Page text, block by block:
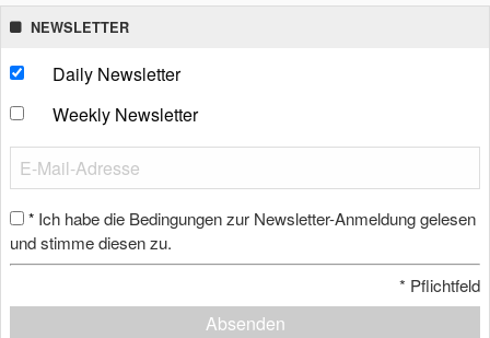
NEWSLETTER
Daily Newsletter
Weekly Newsletter
* Ich habe die Bedingungen zur Newsletter-Anmeldung gelesen
und stimme diesen zu.
* Pflichtfeld
Absenden